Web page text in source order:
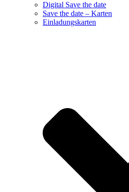
Digital Save the date
Save the date – Karten
Einladungskarten